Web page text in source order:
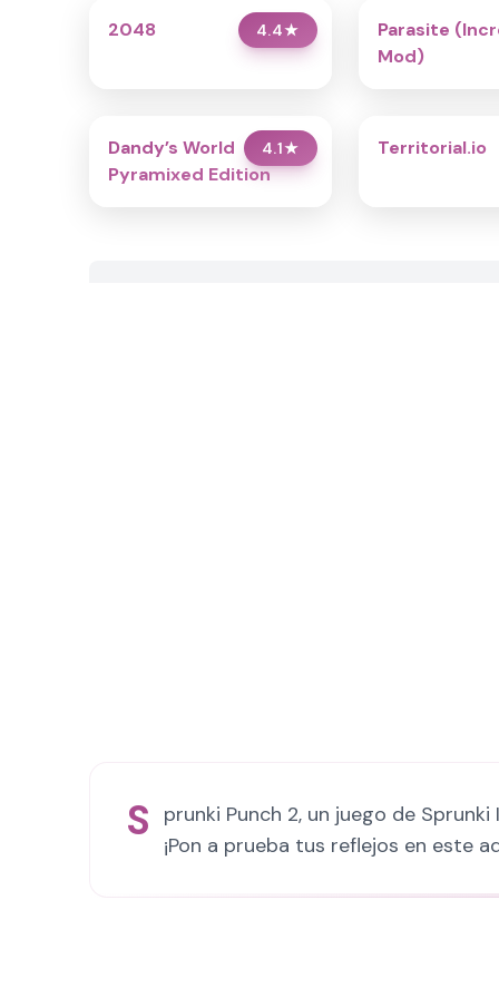
4.4★
2048
Parasite
Mod)
4.1★
Dandy’s World
Pyramixed Edition
Territorial.io
S
prunki Punch 2, un juego de
¡Pon a prueba tus reflejos en este